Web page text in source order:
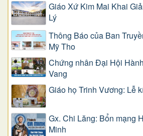
Giáo Xứ Kim Mai Khai
Lý
Thông Báo của Ban
Mỹ Tho
Chứng nhân Đại Hội
Vang
Giáo họ Trinh Vương: Lễ
Gx. Chi Lăng: Bổn mạng
Minh